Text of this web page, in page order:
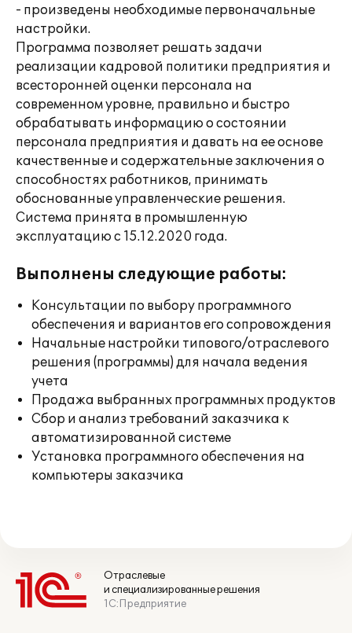
- произведены необходимые первоначальные
настройки.
Программа позволяет решать задачи
реализации кадровой политики предприятия и
всесторонней оценки персонала на
современном уровне, правильно и быстро
обрабатывать информацию о состоянии
персонала предприятия и давать на ее основе
качественные и содержательные заключения о
способностях работников, принимать
обоснованные управленческие решения.
Система принята в промышленную
эксплуатацию с 15.12.2020 года.
Выполнены следующие работы:
Консультации по выбору программного
обеспечения и вариантов его сопровождения
Начальные настройки типового/отраслевого
решения (программы) для начала ведения
учета
Продажа выбранных программных продуктов
Сбор и анализ требований заказчика к
автоматизированной системе
Установка программного обеспечения на
компьютеры заказчика
Отраслевые
и специализированные решения
1С:Предприятие